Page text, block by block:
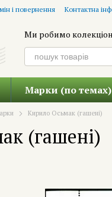
і повернення Контактна
Ми робимо
Марки (по темах)
Кирило Осьмак (гашені)
(гашені)